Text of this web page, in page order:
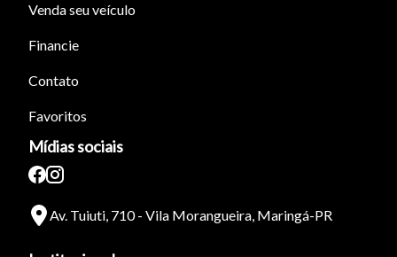
Venda seu veículo
Financie
Contato
Favoritos
Mídias sociais
Av. Tuiuti, 710 - Vila Morangueira, Maringá-PR